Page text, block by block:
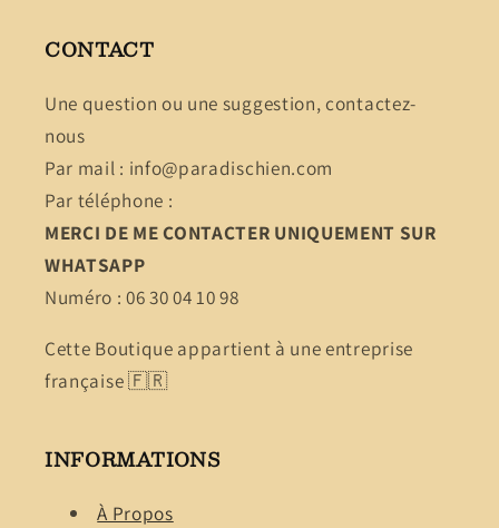
CONTACT
Une question ou une suggestion, contactez-
nous
Par mail : info@paradischien.com
Par téléphone :
MERCI DE ME CONTACTER UNIQUEMENT SUR
WHATSAPP
Numéro : 06 30 04 10 98
Cette Boutique appartient à une entreprise
française 🇫🇷
INFORMATIONS
À Propos